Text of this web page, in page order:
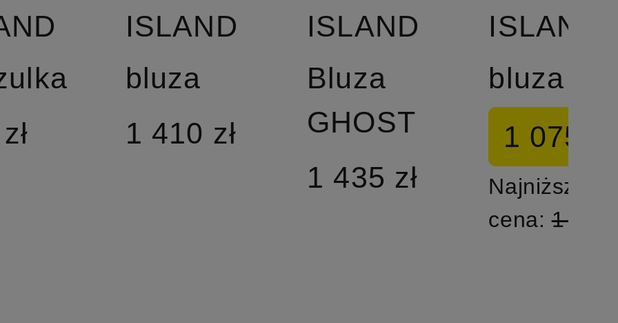
ISLAND
bluza
1 410 zł
ISLAND
Bluza
GHOST
1 435 zł
ISLAND
bluza
1 075 zł
Najniższa
cena:1 545